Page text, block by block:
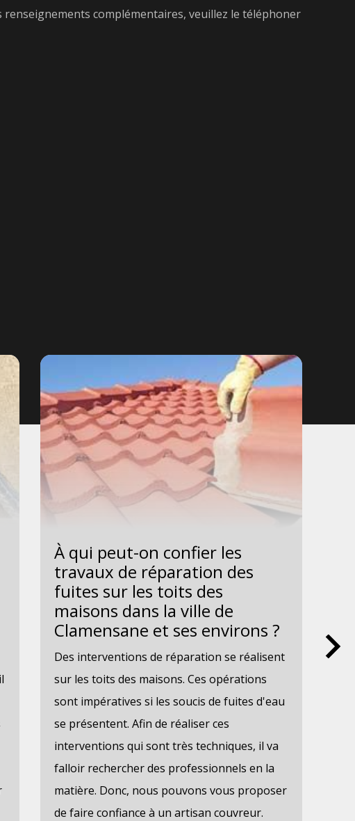
complémentaires, veuillez le téléphoner
À qui peut-on confier les
travaux de réparation des
fuites sur les toits des
maisons dans la ville de
Clamensane et ses environs ?
Des interventions de réparation se réalisent
sur les toits des maisons. Ces opérations
sont impératives si les soucis de fuites d'eau
se présentent. Afin de réaliser ces
interventions qui sont très techniques, il va
falloir rechercher des professionnels en la
matière. Donc, nous pouvons vous proposer
de faire confiance à un artisan couvreur.